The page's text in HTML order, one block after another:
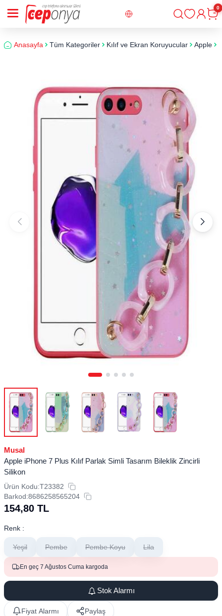
Giriş
0
Anasayfa Tüm Kategoriler Kılıf ve Ekran Koruyucular Apple
Musal
Apple iPhone 7 Plus Kılıf Parlak Simli Tasarım Bileklik Zincirli
Silikon
Ürün Kodu:T23382
Barkod:8686258565204
154,80 TL
Renk :
Yeşil Pembe Pembe Koyu Lila
En geç 7 Ağustos Cuma kargoda
Stok Alarmı
Fiyat Alarmı Paylaş